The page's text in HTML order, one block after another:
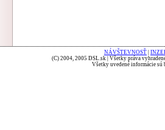
NÁVŠTEVNOSŤ
(C) 2004, 2005 DSL.sk | Všetky práva
Všetky uvedené informácie sú